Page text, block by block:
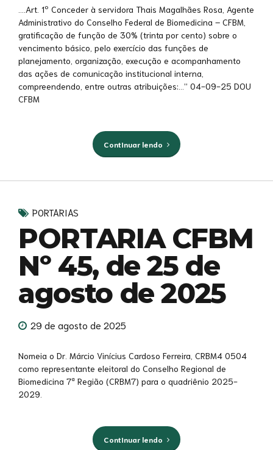
….Art. 1º Conceder à servidora Thais Magalhães Rosa, Agente
Administrativo do Conselho Federal de Biomedicina – CFBM,
gratificação de função de 30% (trinta por cento) sobre o
vencimento básico, pelo exercício das funções de
planejamento, organização, execução e acompanhamento
das ações de comunicação institucional interna,
compreendendo, entre outras atribuições:…” 04-09-25 DOU
CFBM
Continuar lendo
PORTARIAS
PORTARIA CFBM
Nº 45, de 25 de
agosto de 2025
29 de agosto de 2025
Nomeia o Dr. Márcio Vinícius Cardoso Ferreira, CRBM4 0504
como representante eleitoral do Conselho Regional de
Biomedicina 7ª Região (CRBM7) para o quadriênio 2025-
2029.
Continuar lendo